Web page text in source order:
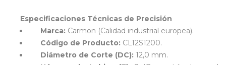
Especificaciones Técnicas de Precisión
Marca: Carmon (Calidad industrial europea).
Código de Producto: CL12S1200.
Diámetro de Corte (DC): 12,0 mm.